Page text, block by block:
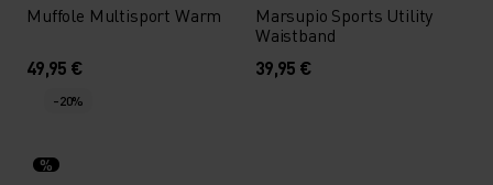
Muffole Multisport Warm
49,95 €
Marsupio Sports Utility
Waistband
39,95 €
-20%
%